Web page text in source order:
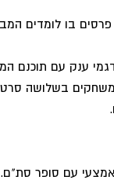
בו לומדים
ענק עם תוכנם
בשלושה
עם סופר